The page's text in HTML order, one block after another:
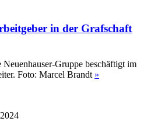
in der Grafschaft
Gruppe beschäftigt im
Foto: Marcel Brandt »